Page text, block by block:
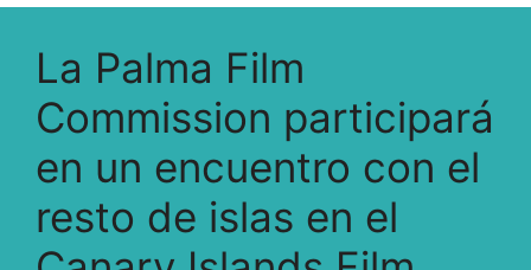
La Palma Film
Commission participará
en un encuentro con el
resto de islas en el